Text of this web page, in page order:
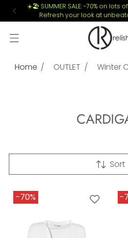
Free shipping for
Home OUTLET Winter
Sort
-70% -